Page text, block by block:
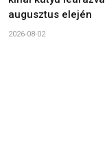
augusztus elején
2026-08-02